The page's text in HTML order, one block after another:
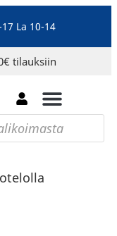
La 10-14
tilauksiin